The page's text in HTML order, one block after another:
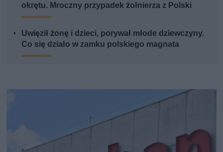
okrętu. Mroczny przypadek żołnierza z Polski
Uwięził żonę i dzieci, porywał młode dziewczyny.
Co się działo w zamku polskiego magnata